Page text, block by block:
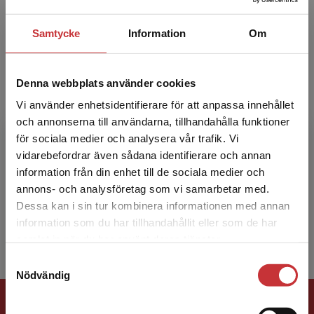
Samtycke Information Om
Denna webbplats använder cookies
Vi använder enhetsidentifierare för att anpassa innehållet
och annonserna till användarna, tillhandahålla funktioner
för sociala medier och analysera vår trafik. Vi
vidarebefordrar även sådana identifierare och annan
information från din enhet till de sociala medier och
annons- och analysföretag som vi samarbetar med.
Dessa kan i sin tur kombinera informationen med annan
information som du har tillhandahållit eller som de har
Nödvändig
Begränsad fraktregion
Det verkar som att du besöker
studentlitteratur.se via en enhet utanför Sverige.
Vi erbjuder inte leveranser utanför Sverige. För
att kunna slutföra ett köp måste
Torkel Glad
Torkel Glad är professor vid Linköpings
Tekniska Högskola. Han har många års
erfarenhet som internationellt verksam
forskare och lärare i modellbyg...